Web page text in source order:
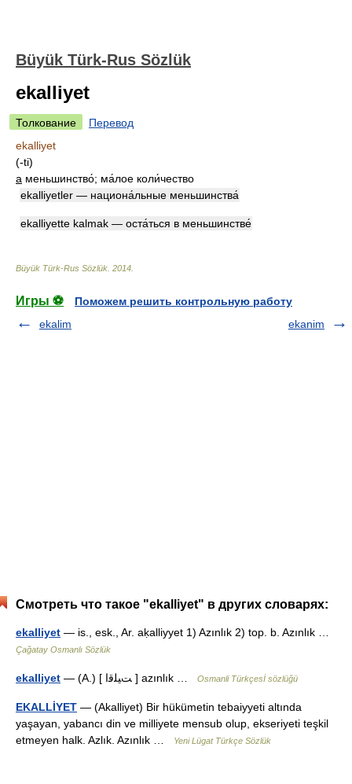
Büyük Türk-Rus Sözlük
ekalliyet
Толкование
Перевод
ekalliyet
(-ti)
а меньшинство́; ма́лое коли́чество
ekalliyetler — национа́льные меньшинства́
ekalliyette kalmak — оста́ться в меньшинстве́
Büyük Türk-Rus Sözlük 2014
Игры ⚽
Поможем решить контрольную работу
ekalim
ekanim
Смотреть что такое "ekalliyet" в других словарях:
ekalliyet — is., esk., Ar. aḳalliyyet 1) Azınlık 2) top. b. Azınlık …
Çağatay Osmanlı Sözlük
ekalliyet — (A.) [ ﺖﻴﻠﻗا ] azınlık … Osmanli Türkçesİ sözlüğü
EKALLİYET — (Akalliyet) Bir hükümetin tebaiyyeti altında
yaşayan, yabancı din ve milliyete mensub olup, ekseriyeti teşkil
etmeyen halk. Azlık. Azınlık …
Yeni Lügat Türkçe Sözlük